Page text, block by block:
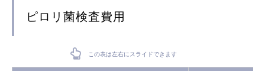
ピロリ菌検査費用
この表は左右にスライドできます